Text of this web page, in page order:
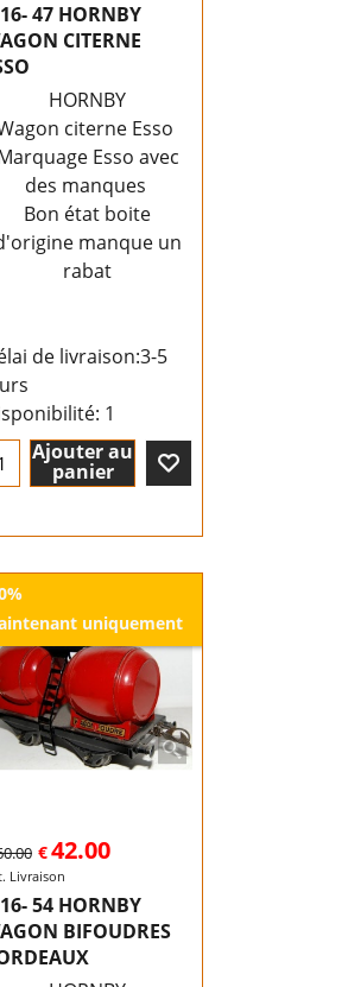
47 HORNBY
CITERNE
HORNBY
citerne Esso
Esso avec
des manques
Bon état boite
manque un
rabat
de livraison:3-5
: 1
Ajouter au
panier
uniquement
€42.00
Livraison
54 HORNBY
BIFOUDRES